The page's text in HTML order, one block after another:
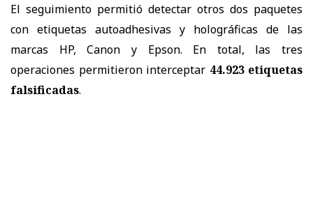
El seguimiento permitió detectar otros dos paquetes
con etiquetas autoadhesivas y holográficas de las
marcas HP, Canon y Epson. En total, las tres
operaciones permitieron interceptar 44.923 etiquetas
falsificadas.